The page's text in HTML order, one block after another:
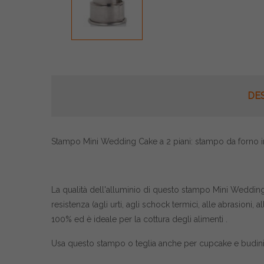
Stampo Mini Wedding Cake a 2 piani: stampo da
La qualità dell'alluminio di questo stampo Mini
resistenza (agli urti, agli schock termici, alle abrasioni,
100% ed è ideale per la cottura degli alimenti .
Usa questo stampo o teglia anche per cupcake e